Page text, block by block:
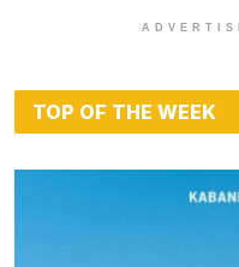
TOP OF THE WEEK